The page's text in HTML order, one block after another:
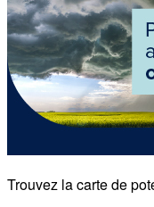
Trouvez la carte de